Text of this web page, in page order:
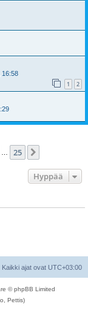
16:58
1 2
25
Hyppää
Kaikki ajat ovat UTC+03:00
© phpBB Limited
Pettis)